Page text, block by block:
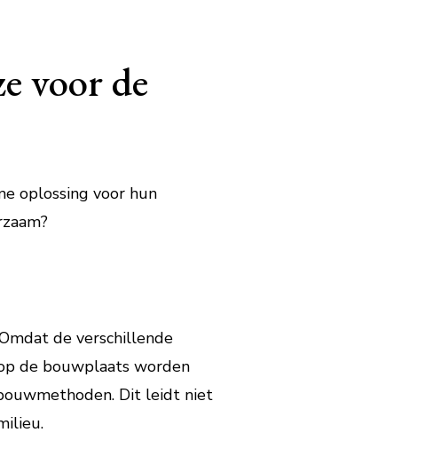
voor de
oplossing voor hun
de verschillende
de bouwplaats worden
Dit leidt niet